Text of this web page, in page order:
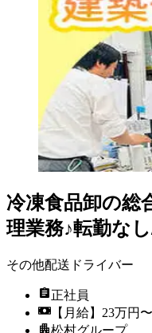
冷凍食品卸の総
理業務♪転勤な
その他配送ドライバー
正社員
【月給】23万円〜